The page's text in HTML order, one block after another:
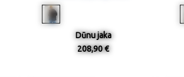
Dūnu jaka
208,90 €